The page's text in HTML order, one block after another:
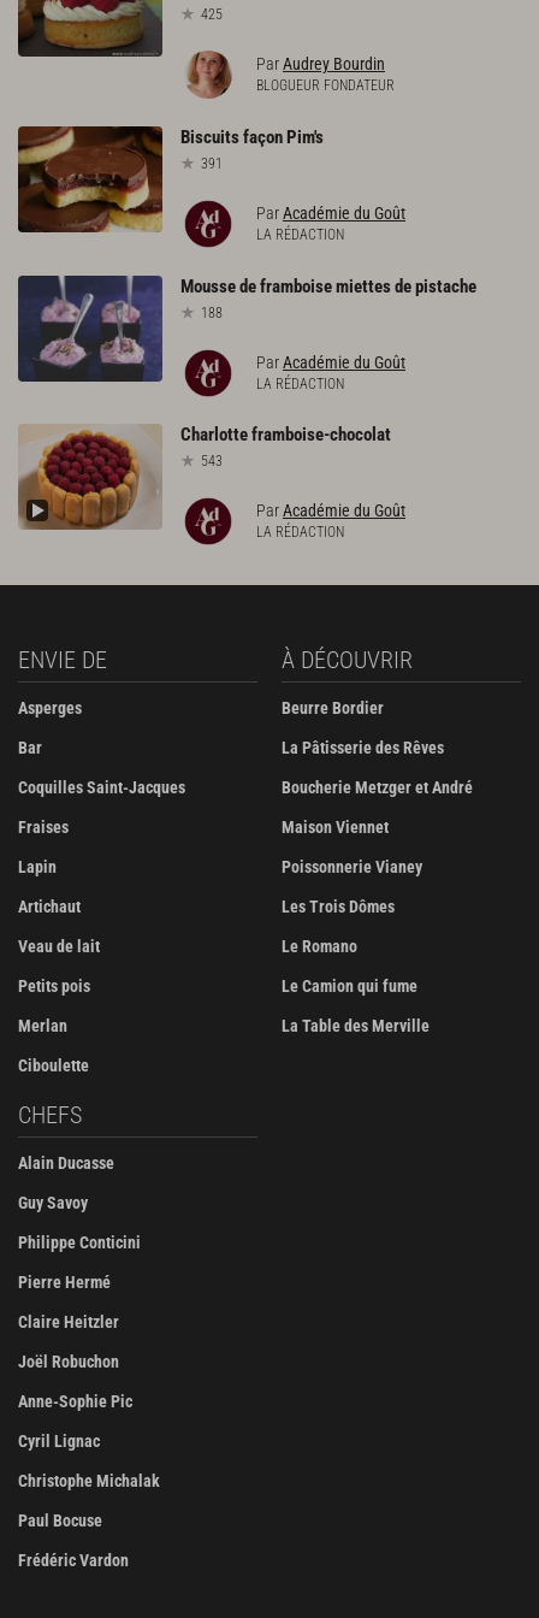
425
ParAudrey Bourdin
BLOGUEUR FONDATEUR
Biscuitsfaçon Pim's
391
ParAcadémie du Goût
LA RÉDACTION
Moussedeframboisemiettesdepistache
188
ParAcadémie du Goût
LA RÉDACTION
Charlotteframboise-chocolat
543
ParAcadémie du Goût
LA RÉDACTION
ENVIE DE
Asperges
Bar
Coquilles Saint-Jacques
Fraises
Lapin
Artichaut
Veau de lait
Petits pois
Merlan
Ciboulette
À DÉCOUVRIR
Beurre Bordier
La Pâtisserie des Rêves
Boucherie Metzger et André
Maison Viennet
Poissonnerie Vianey
Les Trois Dômes
Le Romano
Le Camion qui fume
La Table des Merville
CHEFS
Alain Ducasse
Guy Savoy
Philippe Conticini
Pierre Hermé
Claire Heitzler
Joël Robuchon
Anne-Sophie Pic
Cyril Lignac
Christophe Michalak
Paul Bocuse
Frédéric Vardon